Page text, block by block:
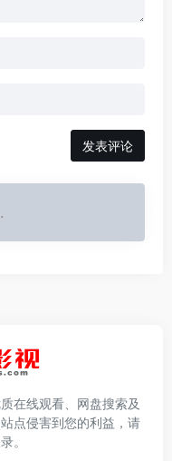
发表评论
在线观看、网盘搜索及
点侵害到您的利益，请
。